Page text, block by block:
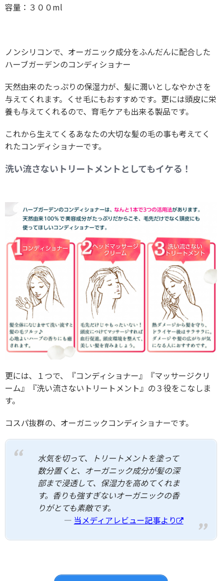
容量：３００ml
ノンシリコンで、オーガニック成分をふんだんに配合した
ハーブガーデンのコンディショナー
天然由来のたっぷりの保湿力が、髪に潤いとしなやかさを
与えてくれます。くせ毛にもおすすめです。更には頭皮に栄
養も与えてくれるので、育毛ケアも出来る製品です。
これから生えてくるあなたの大切な髪の毛の事も考えてく
れたコンディショナーです。
洗い流さないトリートメントとしてもイケる！
更には、１つで、『コンディショナー』『マッサージクリ
ーム』『洗い流さないトリートメント』の３役をこなしま
す。
コスパ抜群の、オーガニックコンディショナーです。
水気を切って、トリートメントを塗って
数分置くと、オーガニック成分が髪の深
部まで浸透して、保湿力を高めてくれま
す。香りも強すぎないオーガニックの香
りがとても素敵です。
当メディアレビュー記事より